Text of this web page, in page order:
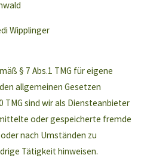
Wipplinger
§ 7 Abs.1 TMG für eigene
allgemeinen Gesetzen
TMG sind wir als Diensteanbieter
oder gespeicherte fremde
nach Umständen zu
Tätigkeit hinweisen.